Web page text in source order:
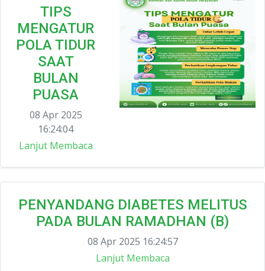
TIPS
MENGATUR
POLA TIDUR
SAAT
BULAN
PUASA
08 Apr 2025
16:24:04
Lanjut Membaca
PENYANDANG DIABETES MELITUS
PADA BULAN RAMADHAN (B)
08 Apr 2025 16:24:57
Lanjut Membaca